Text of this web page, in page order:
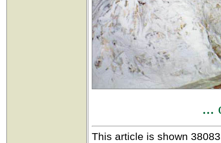
...
This article is shown